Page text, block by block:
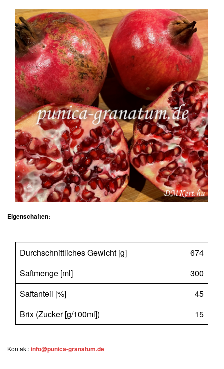
Eigenschaften:
Durchschnittliches Gewicht [g]
674
Saftmenge [ml]
300
Saftanteil [%]
45
Brix (Zucker [g/100ml])
15
Kontakt:info@punica-granatum.de